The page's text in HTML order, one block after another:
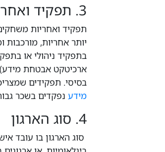
3. תפקיד ואחריות
תפקיד ואחריות
יותר אחריות, מורכבות
בתפקיד ניהולי או
ארכיטקט אבטחת מידע)
בסיסי. תפקידים
מידע נפקדים בשכר
4. סוג הארגון
סוג הארגון בו עובד